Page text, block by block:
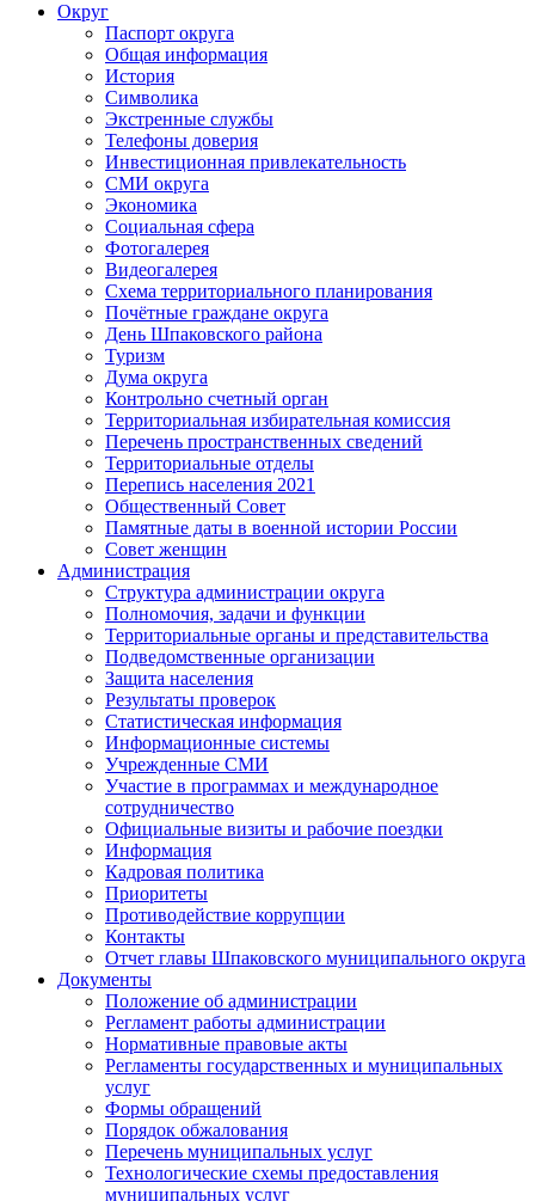
Округ
Паспорт округа
Общая информация
История
Символика
Экстренные службы
Телефоны доверия
Инвестиционная привлекательность
СМИ округа
Экономика
Социальная сфера
Фотогалерея
Видеогалерея
Схема территориального планирования
Почётные граждане округа
День Шпаковского района
Туризм
Дума округа
Контрольно счетный орган
Территориальная избирательная комиссия
Перечень пространственных сведений
Территориальные отделы
Перепись населения 2021
Общественный Совет
Памятные даты в военной истории России
Совет женщин
Администрация
Структура администрации округа
Полномочия, задачи и функции
Территориальные органы и представительства
Подведомственные организации
Защита населения
Результаты проверок
Статистическая информация
Информационные системы
Учрежденные СМИ
Участие в программах и международное
сотрудничество
Официальные визиты и рабочие поездки
Информация
Кадровая политика
Приоритеты
Противодействие коррупции
Контакты
Отчет главы Шпаковского муниципального округа
Документы
Положение об администрации
Регламент работы администрации
Нормативные правовые акты
Регламенты государственных и муниципальных
услуг
Формы обращений
Порядок обжалования
Перечень муниципальных услуг
Технологические схемы предоставления
муниципальных услуг